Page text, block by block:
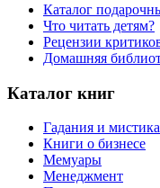
Каталог
Что читать детям?
Рецензии
Домашняя
Каталог книг
Гадания и мистика
Книги о бизнесе
Мемуары
Менеджмент